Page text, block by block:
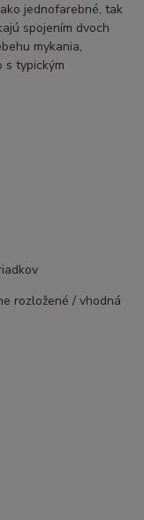
jednofarebné, tak
spojením dvoch
mykania,
s typickým
rozložené / vhodná